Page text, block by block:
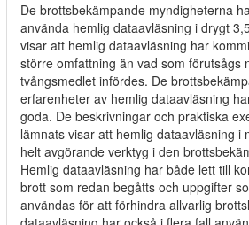
De brottsbekämpande myndigheterna
använda hemlig dataavläsning i drygt
visar att hemlig dataavläsning har
större omfattning än vad som förutsågs
tvångsmedlet infördes. De
erfarenheter av hemlig dataavläsning
goda. De beskrivningar och praktiska
lämnats visar att hemlig dataavläsning i
helt avgörande verktyg i den
Hemlig dataavläsning har både lett till
brott som redan begåtts och uppgifter
användas för att förhindra allvarlig